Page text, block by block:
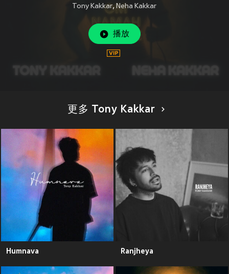
Tony Kakkar, Neha Kakkar
播放
更多 Tony Kakkar
Humnava Ranjheya